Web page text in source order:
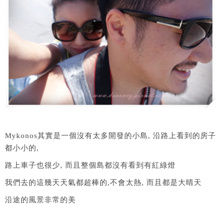
Mykonos其實是一個沒有太多開發的小島, 沿路上看到的房子
都小小的,
路上車子也很少, 而且整個島都沒有看到有紅綠燈
我們去的這幾天天氣都超棒的,不會太熱, 而且都是大晴天
沿途的風景非常的美